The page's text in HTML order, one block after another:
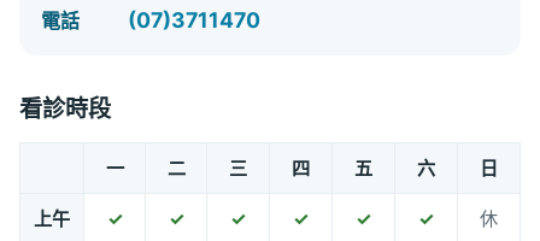
電話 (07)3711470
看診時段
一 二 三 四 五 六 日
上午 ✓ ✓ ✓ ✓ ✓ ✓ 休